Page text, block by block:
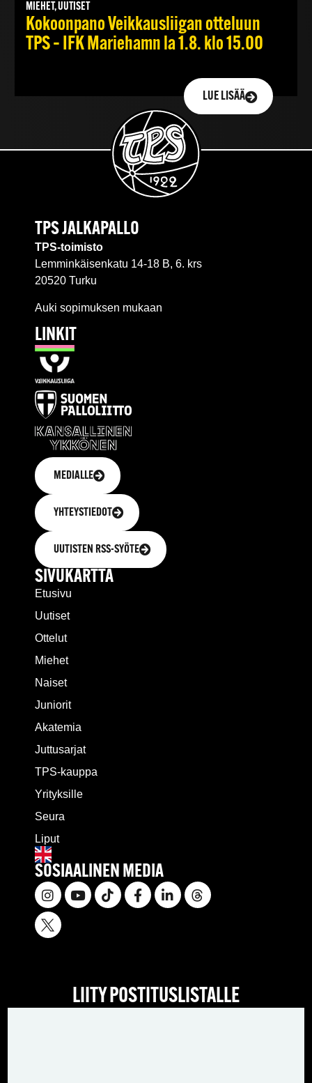
MIEHET, UUTISET
Kokoonpano Veikkausliigan otteluun
TPS – IFK Mariehamn la 1.8. klo 15.00
LUE LISÄÄ
TPS JALKAPALLO
TPS-toimisto
Lemminkäisenkatu 14-18 B, 6. krs
20520 Turku
Auki sopimuksen mukaan
LINKIT
MEDIALLE
YHTEYSTIEDOT
UUTISTEN RSS-SYÖTE
SIVUKARTTA
Etusivu
Uutiset
Ottelut
Miehet
Naiset
Juniorit
Akatemia
Juttusarjat
TPS-kauppa
Yrityksille
Seura
Liput
SOSIAALINEN MEDIA
LIITY POSTITUSLISTALLE